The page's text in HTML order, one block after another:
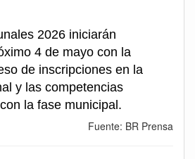
2026 iniciarán
4 de mayo con la
de inscripciones en la
y las competencias
la fase municipal.
Fuente: BR Prensa